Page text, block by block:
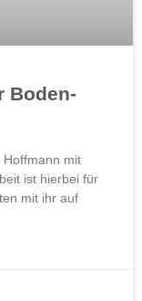
Boden-
Hoffmann mit
ist hierbei für
mit ihr auf